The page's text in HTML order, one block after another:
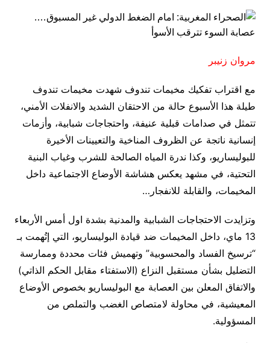
مروان زنيبر
مع اقتراب تفكيك مخيمات تندوف شهدت مخيمات تندوف
طيلة هذا الأسبوع حالة من الاحتقان الشديد والانفلات الأمني،
تتمثل في صدامات قبلية عنيفة، واحتجاجات شبابية، وأزمات
إنسانية ناتجة عن الظروف المناخية والتعيينات الأخيرة
للبوليساريو، وكذا ندرة المياه الصالحة للشرب وغياب البنية
التحتية، في مشهد يعكس هشاشة الأوضاع الاجتماعية داخل
المخيمات، والقابلة للانفجار…
وتزايدت الاحتجاجات الشبابية والمدنية بشدة اول أمس الأربعاء
13 ماي، داخل المخيمات ضد قيادة البوليساريو، التي إتُهمت بـ
“ترسيخ الفساد والمحسوبية” وتهميش فئات محددة وممارسة
التضليل بشأن مستقبل النزاع (الاستفتاء مقابل الحكم الذاتي)
والاتفاق المعلن بين العصابة مع البوليساريو بخصوص الأوضاع
المعيشية، في محاولة لامتصاص الغضب والتملص من
المسؤولية.